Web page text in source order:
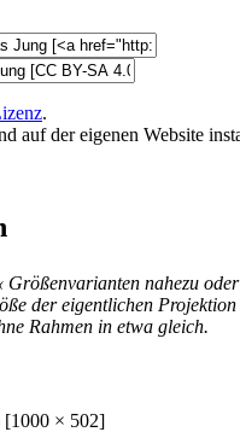
.
auf der eigenen Website
nahezu
der eigentlichen
Rahmen in etwa gleich.
[1000 × 502]